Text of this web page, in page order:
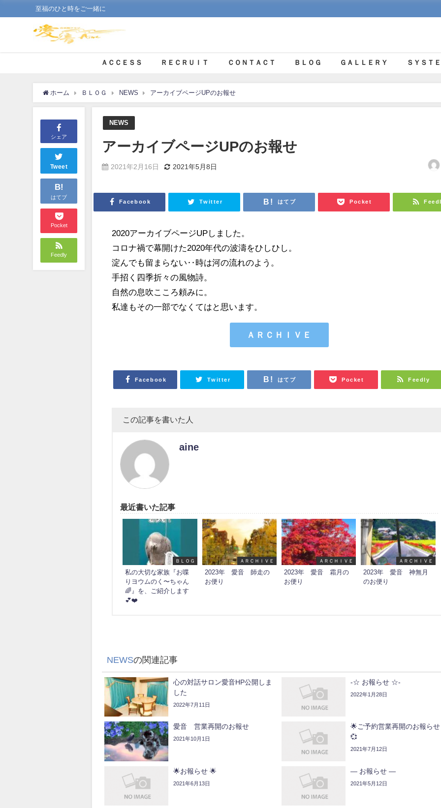
至福のひと時をご一緒に
ＡＣＣＥＳＳ ＲＥＣＲＵＩＴ ＣＯＮＴＡＣＴ ＢＬＯＧ ＧＡＬＬＥＲＹ ＳＹＳＴ
ホーム ＢＬＯＧ NEWS アーカイブページUPのお報せ
シェア
Tweet
B!
はてブ
Pocket
Feedly
NEWS
アーカイブページUPのお報せ
2021年2月16日 2021年5月8日
Facebook Twitter はてブ Pocket
2020アーカイブページUPしました。
コロナ禍で幕開けた2020年代の波濤をひしひし。
淀んでも留まらない‥時は河の流れのよう。
手招く四季折々の風物詩。
自然の息吹こころ頼みに。
私達もその一部でなくてはと思います。
ＡＲＣＨＩＶＥ
Facebook Twitter はてブ Pocket Feedly
この記事を書いた人
aine
最近書いた記事
ＢＬＯＧ
私の大切な家族『お喋
りヨウムのく〜ちゃん
🌈』を、ご紹介します
💕❤️
ＡＲＣＨＩＶＥ
2023年 愛音 師走の
お便り
ＡＲＣＨＩＶＥ
2023年 愛音 霜月の
お便り
ＡＲＣＨＩＶＥ
2023年 愛音 神無月
のお便り
NEWSの関連記事
心の対話サロン愛音HP公開しま
した
2022年7月11日
-☆ お報らせ ☆-
2022年1月28日
愛音 営業再開のお報せ
2021年10月1日
🌟ご予約営業再開のお報ら
💞
2021年7月12日
🌟お報らせ 🌟
2021年6月13日
— お報らせ —
2021年5月12日